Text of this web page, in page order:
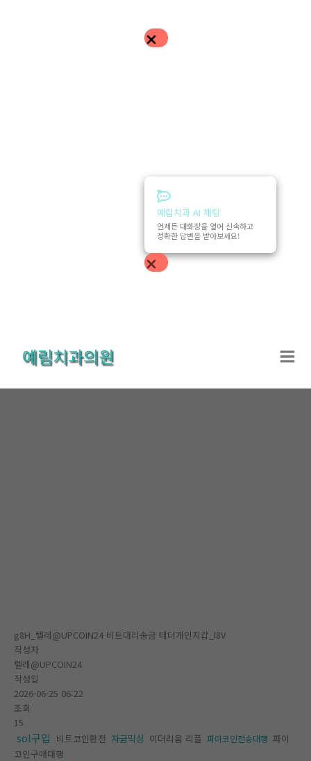
예림치과 AI 채팅
언제든 대화창을 열어 신속하고
정확한 답변을 받아보세요!
건
예림치과의원
g8H_텔레@UPCOIN24 비트대리송금 테더개인지갑_l8V
작성자
텔레@UPCOIN24
작성일
2026-06-25 06:22
조회
15
sol구입 비트코인환전 자금믹싱 이더리움 리플 파이코인전송대행 파이
코인구매대행